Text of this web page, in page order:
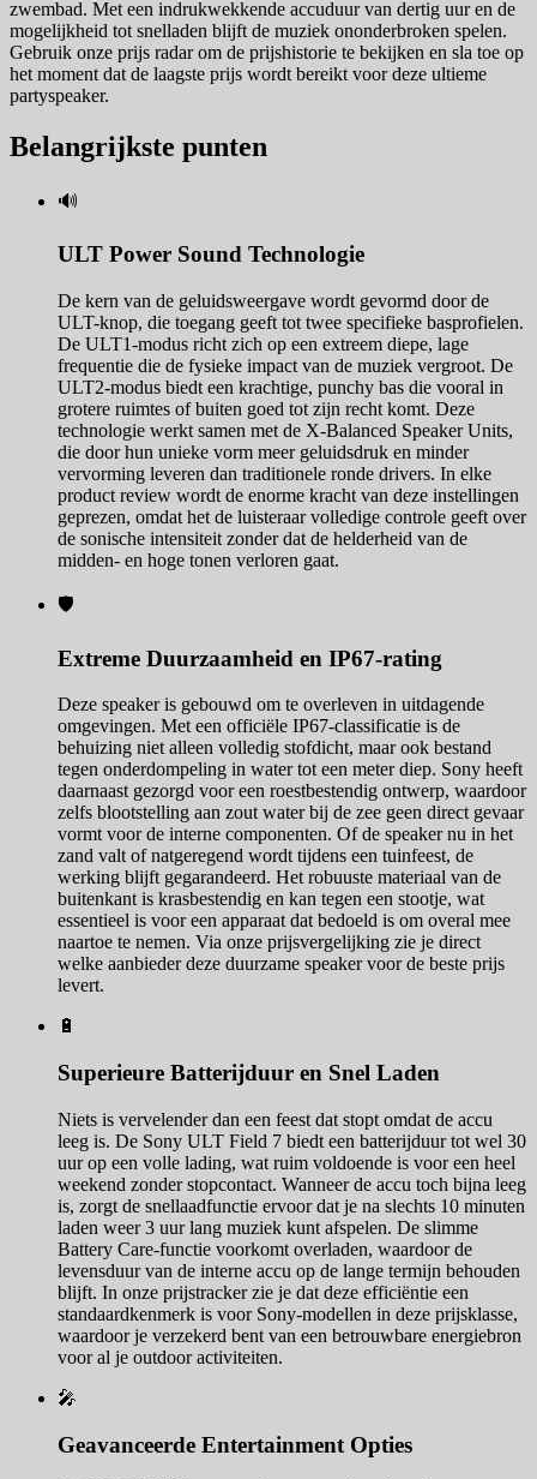
zwembad. Met een indrukwekkende accuduur van dertig uur en de
mogelijkheid tot snelladen blijft de muziek ononderbroken spelen.
Gebruik onze prijs radar om de prijshistorie te bekijken en sla toe op
het moment dat de laagste prijs wordt bereikt voor deze ultieme
partyspeaker.
Belangrijkste punten
🔊
ULT Power Sound Technologie
De kern van de geluidsweergave wordt gevormd door de
ULT-knop, die toegang geeft tot twee specifieke basprofielen.
De ULT1-modus richt zich op een extreem diepe, lage
frequentie die de fysieke impact van de muziek vergroot. De
ULT2-modus biedt een krachtige, punchy bas die vooral in
grotere ruimtes of buiten goed tot zijn recht komt. Deze
technologie werkt samen met de X-Balanced Speaker Units,
die door hun unieke vorm meer geluidsdruk en minder
vervorming leveren dan traditionele ronde drivers. In elke
product review wordt de enorme kracht van deze instellingen
geprezen, omdat het de luisteraar volledige controle geeft over
de sonische intensiteit zonder dat de helderheid van de
midden- en hoge tonen verloren gaat.
🛡️
Extreme Duurzaamheid en IP67-rating
Deze speaker is gebouwd om te overleven in uitdagende
omgevingen. Met een officiële IP67-classificatie is de
behuizing niet alleen volledig stofdicht, maar ook bestand
tegen onderdompeling in water tot een meter diep. Sony heeft
daarnaast gezorgd voor een roestbestendig ontwerp, waardoor
zelfs blootstelling aan zout water bij de zee geen direct gevaar
vormt voor de interne componenten. Of de speaker nu in het
zand valt of natgeregend wordt tijdens een tuinfeest, de
werking blijft gegarandeerd. Het robuuste materiaal van de
buitenkant is krasbestendig en kan tegen een stootje, wat
essentieel is voor een apparaat dat bedoeld is om overal mee
naartoe te nemen. Via onze prijsvergelijking zie je direct
welke aanbieder deze duurzame speaker voor de beste prijs
levert.
🔋
Superieure Batterijduur en Snel Laden
Niets is vervelender dan een feest dat stopt omdat de accu
leeg is. De Sony ULT Field 7 biedt een batterijduur tot wel 30
uur op een volle lading, wat ruim voldoende is voor een heel
weekend zonder stopcontact. Wanneer de accu toch bijna leeg
is, zorgt de snellaadfunctie ervoor dat je na slechts 10 minuten
laden weer 3 uur lang muziek kunt afspelen. De slimme
Battery Care-functie voorkomt overladen, waardoor de
levensduur van de interne accu op de lange termijn behouden
blijft. In onze prijstracker zie je dat deze efficiëntie een
standaardkenmerk is voor Sony-modellen in deze prijsklasse,
waardoor je verzekerd bent van een betrouwbare energiebron
voor al je outdoor activiteiten.
🎤
Geavanceerde Entertainment Opties